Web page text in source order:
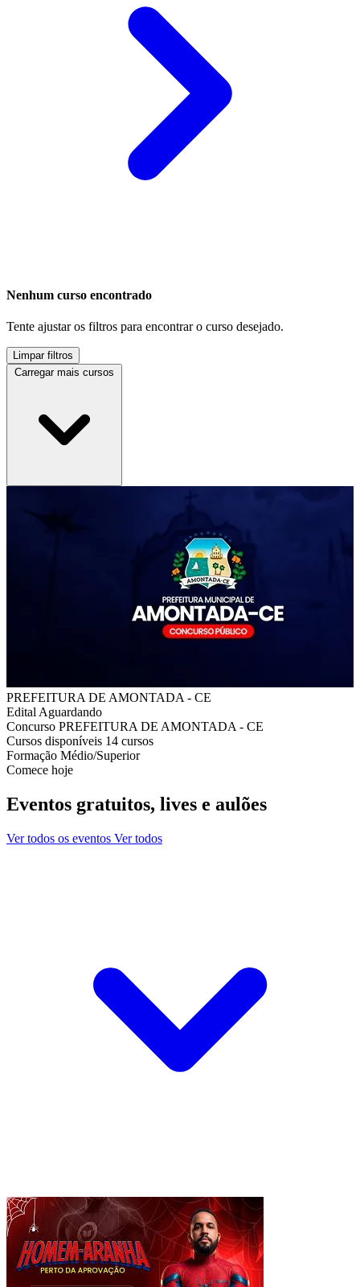
Nenhum curso encontrado
Tente ajustar os filtros para encontrar o curso desejado.
Limpar filtros
PREFEITURA DE AMONTADA - CE
Edital Aguardando
Concurso PREFEITURA DE AMONTADA - CE
Cursos disponíveis 14 cursos
Formação Médio/Superior
Comece hoje
Eventos gratuitos, lives e aulões
Ver todos os eventos Ver todos